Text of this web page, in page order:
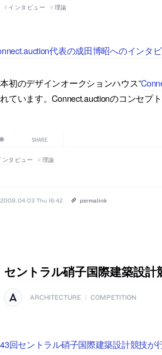
インタビュー 理論
代表の成田博昭へのインタ
初のデザインオークションハウス”
ています。Connect.auctionのコンセプ
SHARE
ンタビュー 理論
2008.04.03 Thu 16:42 permalink
セントラル硝子国際建築設
ARCHITECTURE COMPETITION
回セントラル硝子国際建築設計競技が